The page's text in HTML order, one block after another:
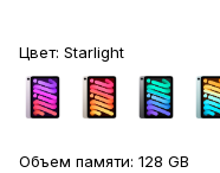
Цвет: Starlight
Объем памяти: 128 GB